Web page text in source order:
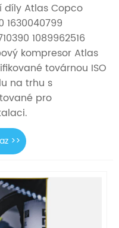
díly Atlas Copco
1630040799
1089962516
kompresor Atlas
továrnou ISO
na trhu s
pro
>>